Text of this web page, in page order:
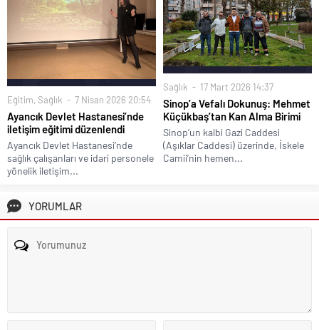
Eğitim, Sağlık 7 Nisan 2026 20:54
Ayancık Devlet Hastanesi’nde
iletişim eğitimi düzenlendi
Ayancık Devlet Hastanesi’nde
sağlık çalışanları ve idari personele
yönelik iletişim...
Sağlık 17 Mart 2026 14:37
Sinop’a Vefalı Dokunuş: Mehmet
Küçükbaş’tan Kan Alma Birimi
Sinop’un kalbi Gazi Caddesi
(Aşıklar Caddesi) üzerinde, İskele
Camii’nin hemen...
YORUMLAR